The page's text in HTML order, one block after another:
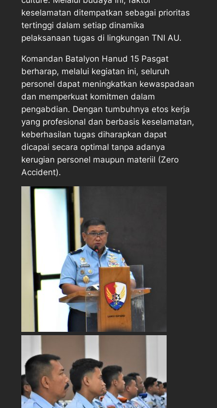
keselamatan ditempatkan sebagai prioritas
tertinggi dalam setiap dinamika
pelaksanaan tugas di lingkungan TNI AU.
Komandan Batalyon Hanud 15 Pasgat
berharap, melalui kegiatan ini, seluruh
personel dapat meningkatkan kewaspadaan
dan memperkuat komitmen dalam
pengabdian. Dengan tumbuhnya etos kerja
yang profesional dan berbasis keselamatan,
keberhasilan tugas diharapkan dapat
dicapai secara optimal tanpa adanya
kerugian personel maupun materiil (Zero
Accident).